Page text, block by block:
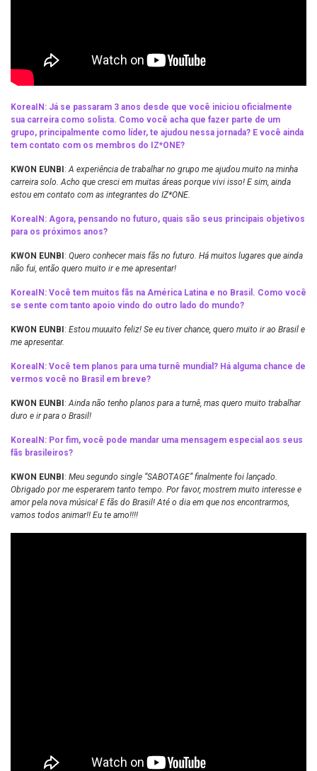
KoreaIN: Já se passaram 3 anos desde que você iniciou oficialmente
sua carreira como solista. Como você acha que fazer parte de um
grupo, principalmente como líder, te ajudou nessa jornada? E você ainda
tem contato com os membros do IZ*ONE?
KWON EUNBI :A experiência de trabalhar no grupo me ajudou muito na minha
carreira solo. Acho que cresci em muitas áreas porque vivi isso! E sim, ainda
estou em contato com as integrantes do IZ*ONE.
KoreaIN: Agora, pensando no futuro, quais são seus principais objetivos
para os próximos anos?
KWON EUNBI : Quero conhecer mais fãs no futuro. Há muitos lugares que ainda
não fui, então quero muito ir e me apresentar!
KoreaIN: Você tem muitos fãs na América Latina e no Brasil. Como você
se sente com tanto apoio vindo do outro lado do mundo?
KWON EUNBI : Estou muuuito feliz! Se eu tiver chance, quero muito ir ao Brasil e
me apresentar.
KoreaIN: Você tem planos para uma turnê mundial? Há alguma chance de
vermos você no Brasil em breve?
KWON EUNBI : Ainda não tenho planos para a turnê, mas quero muito trabalhar
duro e ir para o Brasil!
KoreaIN: Por fim, você pode mandar uma mensagem especial aos seus
fãs brasileiros?
KWON EUNBI : Meu segundo single “SABOTAGE” finalmente foi lançado.
Obrigado por me esperarem tanto tempo. Por favor, mostrem muito interesse e
amor pela nova música! E fãs do Brasil! Até o dia em que nos encontrarmos,
vamos todos animar!! Eu te amo!!!!